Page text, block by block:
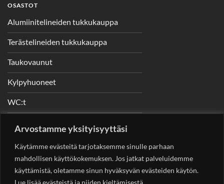
Arvostamme yksityisyyttäsi
Käytämme evästeitä tarjotaksemme sinulle parhaan
mahdollisen käyttökokemuksen. Jos jatkat palveluidemme
käyttämistä, oletamme sinun hyväksyvän evästeiden käytön.
Lue lisää evästeistä ja niiden kieltämisestä.
OSASTOT
Alumiinitelineiden tukkukauppa
Terästelineiden tukkukauppa
Taukovaunut
Kylpyhuoneet
WC:t
Nostimet